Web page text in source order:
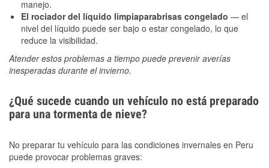
manejo.
El rociador del líquido limpiaparabrisas congelado — el
nivel del líquido puede ser bajo o estar congelado, lo que
reduce la visibilidad.
Atender estos problemas a tiempo puede prevenir averías
inesperadas durante el invierno.
¿Qué sucede cuando un vehículo no está preparado
para una tormenta de nieve?
No preparar tu vehículo para las condiciones invernales en Peru
puede provocar problemas graves: